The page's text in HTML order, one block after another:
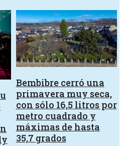
Bembibre cerró una
primavera muy seca,
con sólo 16,5 litros por
metro cuadrado y
máximas de hasta
35,7 grados